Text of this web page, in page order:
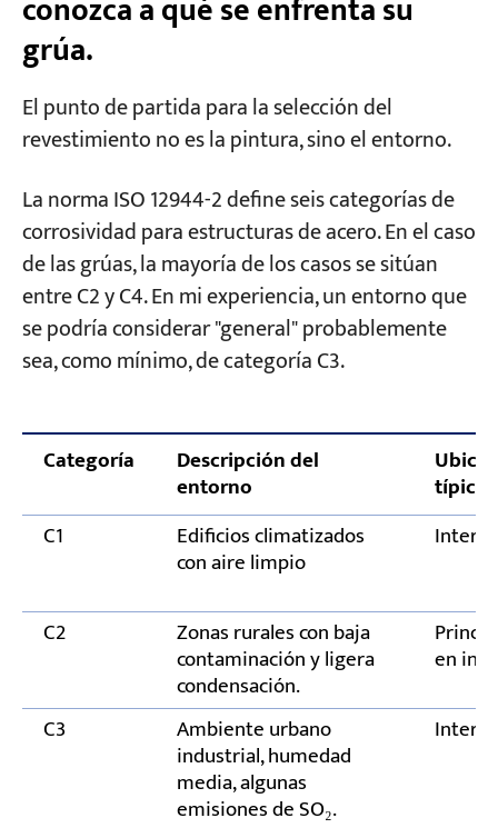
Paso 5: Prueba de adhesión
Defectos comunes en los recubrimientos:
identifíquelos de un vistazo.
Preguntas frecuentes
¿Cuál es el revestimiento predeterminado
para una grúa puente estándar de interior?
¿Puedo usar el sistema más grueso
¿Qué es mejor, el galvanizado por inmersión
en caliente o el recubrimiento de pintura?
¿Cómo puedo verificar si el sistema de
recubrimiento que ofrece el fabricante es
recubrimiento que no se oxide?
conozca a qué se enfrenta su
grúa.
El punto de partida para la selección del
revestimiento no es la pintura, sino el entorno.
La norma ISO 12944-2 define seis categorías de
corrosividad para estructuras de acero. En el caso
de las grúas, la mayoría de los casos se sitúan
entre C2 y C4. En mi experiencia, un entorno que
se podría considerar "general" probablemente
sea, como mínimo, de categoría C3.
Categoría Descripción del
entorno
típica
C1
Edificios climatizados
con aire limpio
C2 Zonas rurales con baja
contaminación y ligera
condensación.
en
C3 Ambiente urbano
industrial, humedad
media, algunas
emisiones de SO₂.